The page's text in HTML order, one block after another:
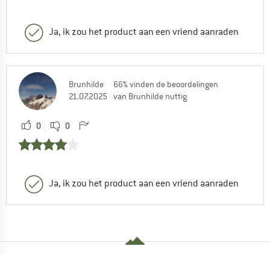
Ja, ik zou het product aan een vriend aanraden
Brunhilde
21.07.2025
66% vinden de beoordelingen
van Brunhilde nuttig
0 0
Ja, ik zou het product aan een vriend aanraden